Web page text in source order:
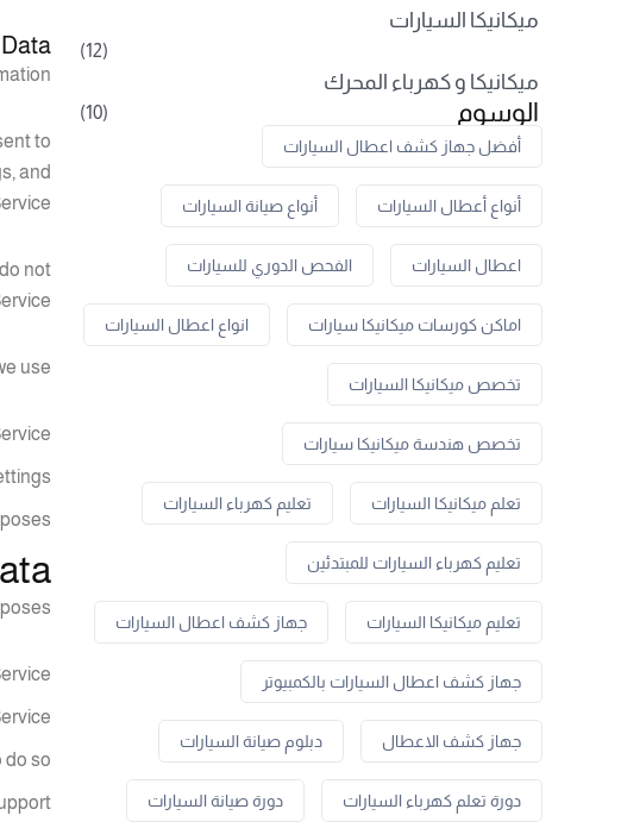
ميكانيكا السيارات
(12)
ميكانيكا و كهرباء المحرك
(10) الوسوم
أفضل جهاز كشف اعطال السيارات
أنواع أعطال السيارات أنواع صيانة السيارات
اعطال السيارات الفحص الدوري للسيارات
اماكن كورسات ميكانيكا سيارات انواع اعطال السيارات
تخصص ميكانيكا السيارات
تخصص هندسة ميكانيكا سيارات
تعلم ميكانيكا السيارات تعليم كهرباء السيارات
تعليم كهرباء السيارات للمبتدئين
تعليم ميكانيكا السيارات جهاز كشف اعطال السيارات
جهاز كشف اعطال السيارات بالكمبيوتر
جهاز كشف الاعطال دبلوم صيانة السيارات
دورة تعلم كهرباء السيارات دورة صيانة السيارات
to
and
not
use:
do so